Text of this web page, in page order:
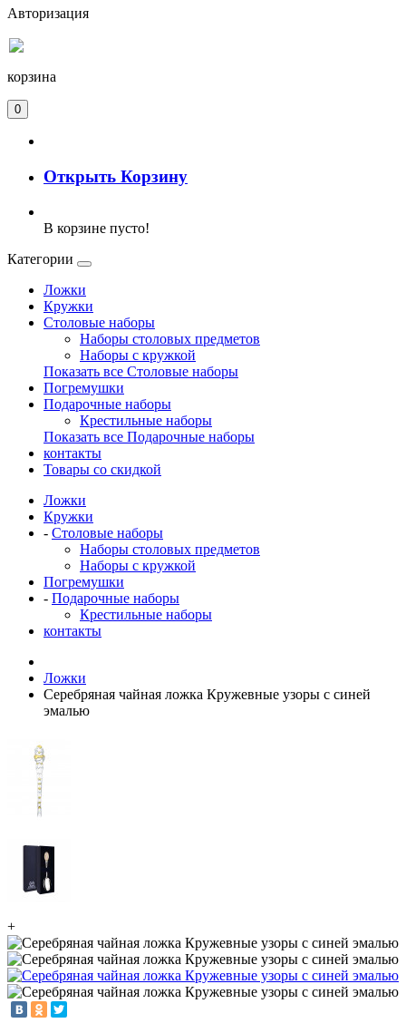
Авторизация
корзина
0
Открыть Корзину
В корзине пусто!
Категории
Ложки
Кружки
Столовые наборы
Наборы столовых предметов
Наборы с кружкой
Показать все Столовые наборы
Погремушки
Подарочные наборы
Крестильные наборы
Показать все Подарочные наборы
контакты
Товары со скидкой
Ложки
Кружки
- Столовые наборы
Наборы столовых предметов
Наборы с кружкой
Погремушки
- Подарочные наборы
Крестильные наборы
контакты
Ложки
Серебряная чайная ложка Кружевные узоры с синей
эмалью
+